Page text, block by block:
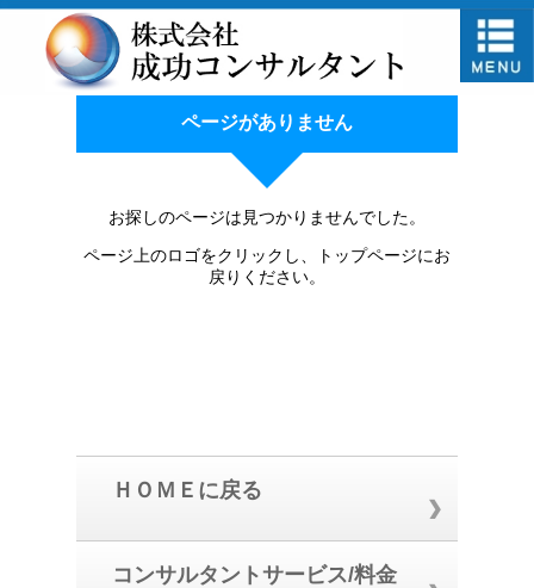
ページがありません
お探しのページは見つかりませんでした。
ページ上のロゴをクリックし、トップページにお
戻りください。
ＨＯＭＥに戻る
コンサルタントサービス/料金